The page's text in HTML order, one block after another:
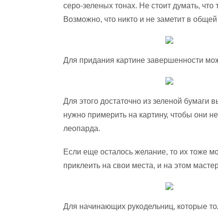
серо-зеленых тонах. Не стоит думать,
Возможно, что никто и не заметит в
Для придания картине завершенности
Для этого достаточно из зеленой бумаги
нужно примерить на картину, чтобы они
леопарда.
Если еще осталось желание, то их тоже
приклеить на свои места, и на этом
Для начинающих рукодельниц, которые